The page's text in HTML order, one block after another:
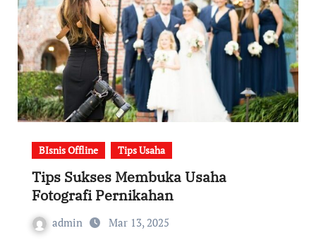
BIsnis Offline Tips Usaha
Tips Sukses Membuka Usaha
Fotografi Pernikahan
admin Mar 13, 2025